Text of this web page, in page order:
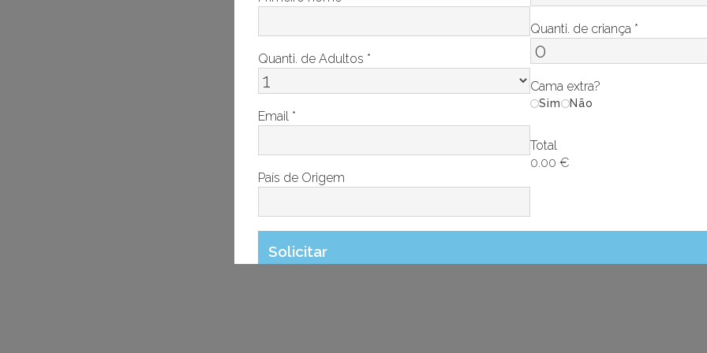
Quanti. de Adultos *
Email *
País de Origem
Quanti. de criança *
Cama extra?
Sim Não
Total
0.00 €
Solicitar